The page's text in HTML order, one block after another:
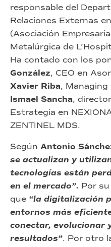
responsable del
Relaciones Externas
(Asociación
Metalúrgica de
Ha contado con los
González, CEO en
Xavier Riba, Managing
Ismael Sancha,
Estrategia en
ZENTINEL MDS.
Según Antonio
se actualizan y
tecnologías están
en el mercado”. Por
que “la digitalización
entornos más
conectar, evolucionar
resultados”. Por otro